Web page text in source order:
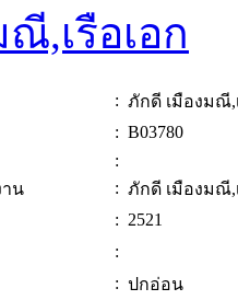
,เรือเอก
: ภักดี เมืองมณี,
: B03780
:
าน
: ภักดี เมืองมณี,
: 2521
:
: ปกอ่อน